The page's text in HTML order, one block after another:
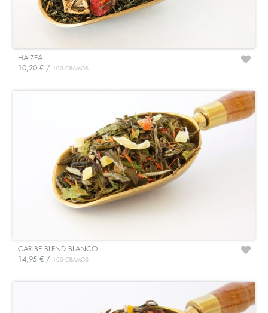
HAIZEA
10,20 € /
100 GRAMOS
CARIBE BLEND BLANCO
14,95 € /
100 GRAMOS